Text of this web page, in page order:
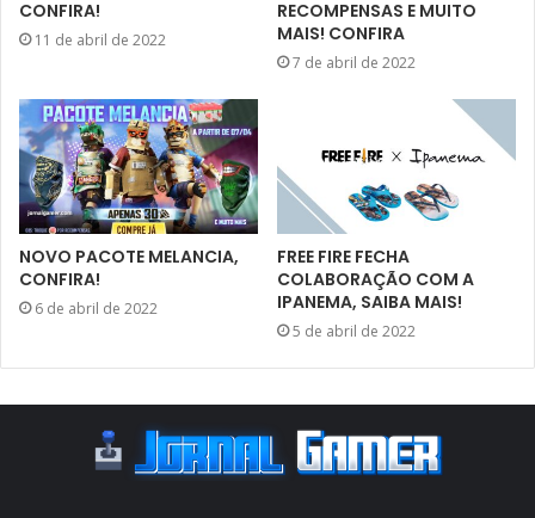
CONFIRA!
11 de abril de 2022
RECOMPENSAS E MUITO
MAIS! CONFIRA
7 de abril de 2022
NOVO PACOTE MELANCIA,
CONFIRA!
6 de abril de 2022
FREE FIRE FECHA
COLABORAÇÃO COM A
IPANEMA, SAIBA MAIS!
5 de abril de 2022